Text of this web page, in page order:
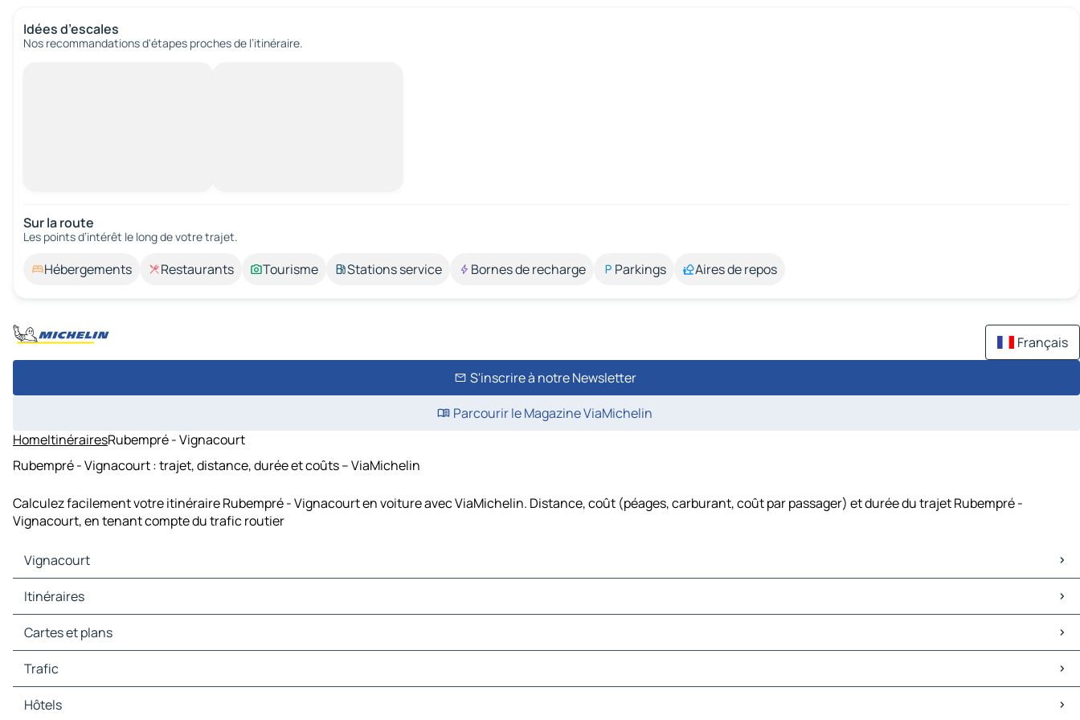
Idées d’escales
Nos recommandations d'étapes proches de l’itinéraire.
Sur la route
Les points d’intérêt le long de votre trajet.
Hébergements Restaurants Tourisme Stations service Bornes de recharge Parkings Aires de repos
Français
S'inscrire à notre Newsletter
Parcourir le Magazine ViaMichelin
HomeItinérairesRubempré - Vignacourt
Rubempré - Vignacourt : trajet, distance, durée et coûts – ViaMichelin
Calculez facilement votre itinéraire Rubempré - Vignacourt en voiture avec ViaMichelin. Distance, coût (péages, carburant, coût par passager) et durée du trajet Rubempré -
Vignacourt, en tenant compte du trafic routier
Vignacourt
Vignacourt Cartes et plans
Vignacourt Trafic
Vignacourt Hôtels
Vignacourt Restaurants
Vignacourt Stations-service
Itinéraires
Itinéraires Vignacourt - Amiens
Itinéraires Vignacourt - Naours
Itinéraires Vignacourt - La Chaussée-Tirancourt
Itinéraires Vignacourt - Flixecourt
Itinéraires Vignacourt - Rivery
Itinéraires Vignacourt - Salouël
Cartes et plans
Cartes et plans Amiens
Cartes et plans Naours
Cartes et plans La Chaussée-Tirancourt
Cartes et plans Flixecourt
Trafic
Trafic Amiens
Trafic Naours
Hôtels